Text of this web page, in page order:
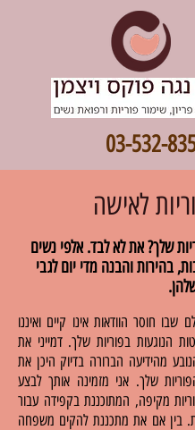
03-532-
לאישה
שלך? את לא לבד. אלפי נשים
בהירות והבנה מדי יום לגבי
שבו חוסר הוודאות אינו קיים ואיננו
הנוגעות בפוריות שלך. דמייני את
מהידיעה הברורה בדיוק היכן את
שלך. אני מזמינה אותך לבצע
מקיפה, המתוכננת בקפידה עבור
בין אם את מתכננת להקים משפחה